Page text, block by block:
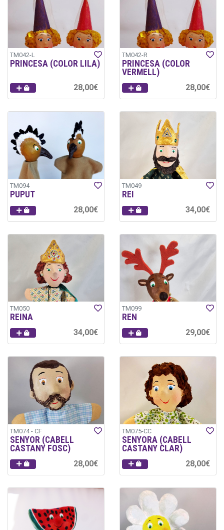
TM042-L
PRINCESA (COLOR LILA)
28,00€
TM042-R
PRINCESA (COLOR
VERMELL)
28,00€
TM094
PUPUT
28,00€
TM049
REI
34,00€
TM050
REINA
34,00€
TM099
REN
29,00€
TM074 - CF
SENYOR (CABELL
CASTANY FOSC)
28,00€
TM075-CC
SENYORA (CABELL
CASTANY CLAR)
28,00€